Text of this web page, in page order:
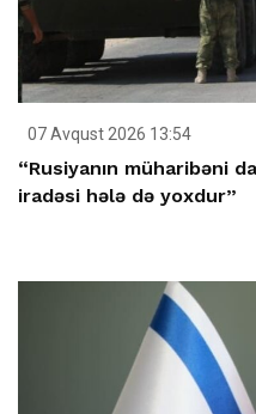
07 Avqust 2026 13:54
“Rusiyanın müharibəni
iradəsi hələ də yoxdur”